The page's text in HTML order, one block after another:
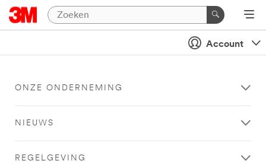
Account
ONZE ONDERNEMING
NIEUWS
REGELGEVING